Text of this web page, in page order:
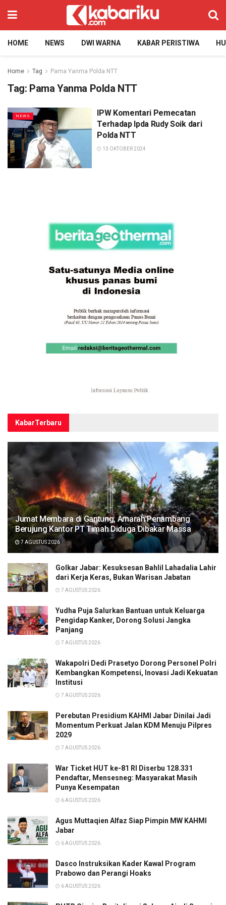
HOME NEWS DWI WARNA KABAR PERISTIWA
Home Tag Pama Yanma Polda NTT
Tag: Pama Yanma Polda NTT
NEWS
IPW Komentari Pemecatan
Terhadap Ipda Rudy Soik dari
Polda NTT
13 OKTOBER 2024
KabarTerbaru
Jumat Membara di Gantung, Amarah Penambang
Berujung Kantor PT Timah Diduga Dibakar Massa
7 AGUSTUS 2026
Golkar Jabar: Kesuksesan Bahlil Lahadalia Lahir
dari Kerja Keras, Bukan Warisan Jabatan
7 AGUSTUS 2026
Yudha Puja Salurkan Bantuan untuk Keluarga
Pengidap Kanker, Dorong Solusi Jangka
Panjang
7 AGUSTUS 2026
Wakapolri Dedi Prasetyo Dorong Personel Polri
Kembangkan Kompetensi, Inovasi Jadi Kekuatan
Institusi
7 AGUSTUS 2026
Perebutan Presidium KAHMI Jabar Dinilai Jadi
Momentum Perkuat Jalan KDM Menuju Pilpres
2029
7 AGUSTUS 2026
War Ticket HUT ke-81 RI Diserbu 128.331
Pendaftar, Mensesneg: Masyarakat Masih
Punya Kesempatan
6 AGUSTUS 2026
Agus Muttaqien Alfaz Siap Pimpin MW KAHMI
Jabar
6 AGUSTUS 2026
Dasco Instruksikan Kader Kawal Program
Prabowo dan Perangi Hoaks
6 AGUSTUS 2026